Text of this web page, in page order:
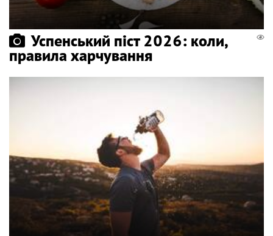
Успенський піст 2026: коли,
правила харчування